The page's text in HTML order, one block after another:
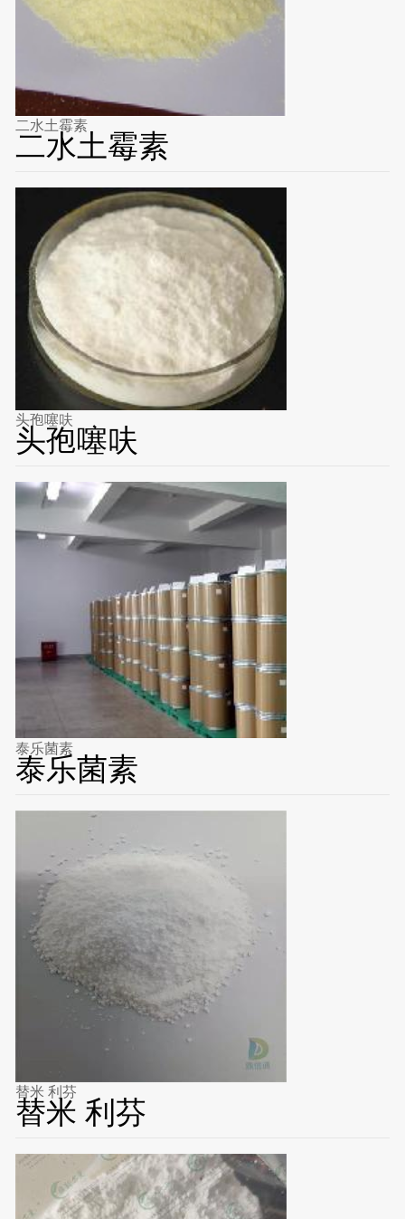
二水土霉素
二水土霉素
头孢噻呋
头孢噻呋
泰乐菌素
泰乐菌素
替米 利芬
替米 利芬